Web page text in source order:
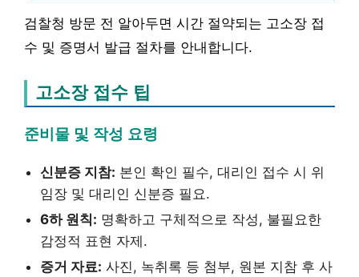
검찰청 방문 전 알아두면 시간 절약되는 고소장 접
수 및 증명서 발급 절차를 안내합니다.
고소장 접수 팁
준비물 및 작성 요령
신분증 지참: 본인 확인 필수, 대리인 접수 시 위
임장 및 대리인 신분증 필요.
6하 원칙: 명확하고 구체적으로 작성, 불필요한
감정적 표현 자제.
증거 자료: 사진, 녹취록 등 첨부, 원본 지참 후 사